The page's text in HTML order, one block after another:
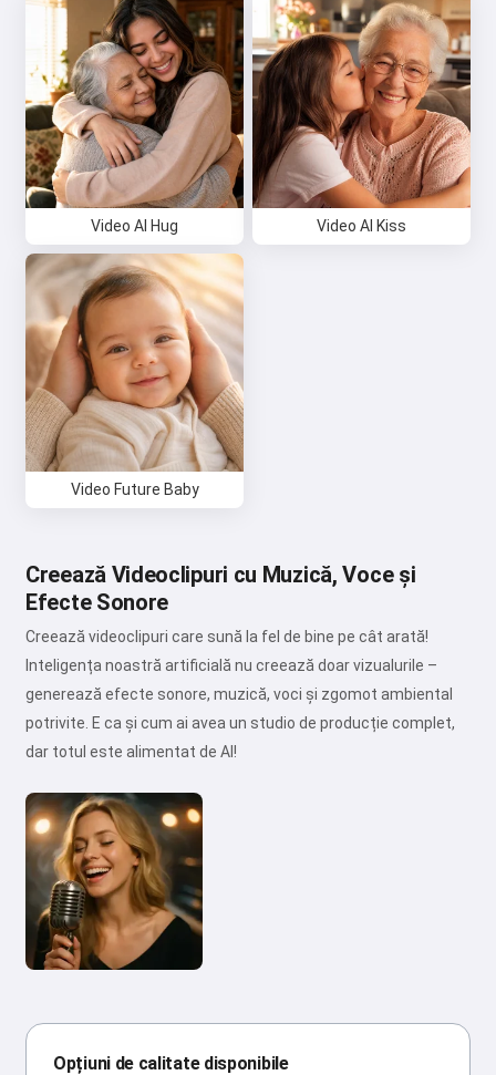
Video AI Hug Video AI Kiss
Video Future Baby
Creează Videoclipuri cu Muzică, Voce și
Efecte Sonore
Creează videoclipuri care sună la fel de bine pe cât arată!
Inteligența noastră artificială nu creează doar vizualurile –
generează efecte sonore, muzică, voci și zgomot ambiental
potrivite. E ca și cum ai avea un studio de producție complet,
dar totul este alimentat de AI!
Opțiuni de calitate disponibile
Salut 👋
Pot crea cântece, scrie poezii și
felicitări 🥰
Încearcă gratuit
Accept:Termenii serviciului
Politica de confidențialitate
Politica de rambursare